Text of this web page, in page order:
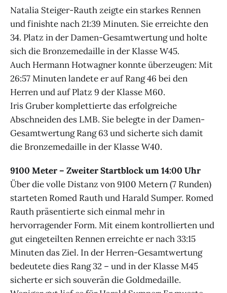
Natalia Steiger-Rauth zeigte ein starkes Rennen
und finishte nach 21:39 Minuten. Sie erreichte den
34. Platz in der Damen-Gesamtwertung und holte
sich die Bronzemedaille in der Klasse W45.
Auch Hermann Hotwagner konnte überzeugen: Mit
26:57 Minuten landete er auf Rang 46 bei den
Herren und auf Platz 9 der Klasse M60.
Iris Gruber komplettierte das erfolgreiche
Abschneiden des LMB. Sie belegte in der Damen-
Gesamtwertung Rang 63 und sicherte sich damit
die Bronzemedaille in der Klasse W40.
9100 Meter – Zweiter Startblock um 14:00 Uhr
Über die volle Distanz von 9100 Metern (7 Runden)
starteten Romed Rauth und Harald Sumper. Romed
Rauth präsentierte sich einmal mehr in
hervorragender Form. Mit einem kontrollierten und
gut eingeteilten Rennen erreichte er nach 33:15
Minuten das Ziel. In der Herren-Gesamtwertung
bedeutete dies Rang 32 – und in der Klasse M45
sicherte er sich souverän die Goldmedaille.